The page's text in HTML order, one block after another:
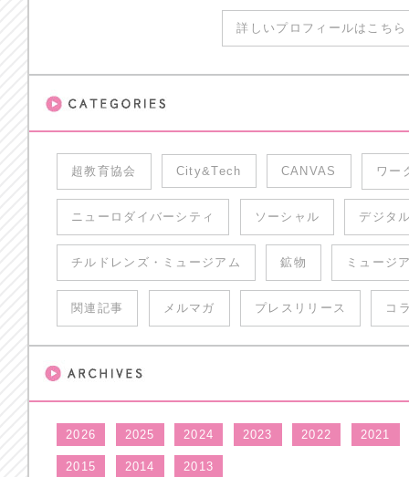
詳しいプロフィールはこち
超教育協会 City&Tech CANVAS ワー
ニューロダイバーシティ ソーシャル デジタ
チルドレンズ・ミュージアム 鉱物 ミュージ
関連記事 メルマガ プレスリリース コ
2026 2025 2024 2023 2022 2021
2015 2014 2013